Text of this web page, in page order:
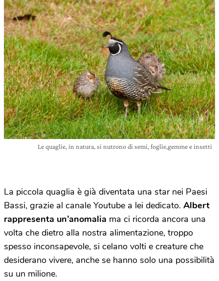
Le quaglie, in natura, si nutrono di semi, foglie,gemme e insetti
La piccola quaglia è già diventata una star nei Paesi
Bassi, grazie al canale Youtube a lei dedicato. Albert
rappresenta un’anomalia ma ci ricorda ancora una
volta che dietro alla nostra alimentazione, troppo
spesso inconsapevole, si celano volti e creature che
desiderano vivere, anche se hanno solo una possibilità
su un milione.